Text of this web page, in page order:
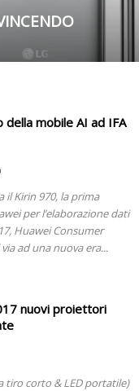
della mobile AI ad IFA
il Kirin 970, la prima
per l’elaborazione dati
Huawei Consumer
ad una nuova era...
nuovi proiettori
tiro corto & LED portatile)